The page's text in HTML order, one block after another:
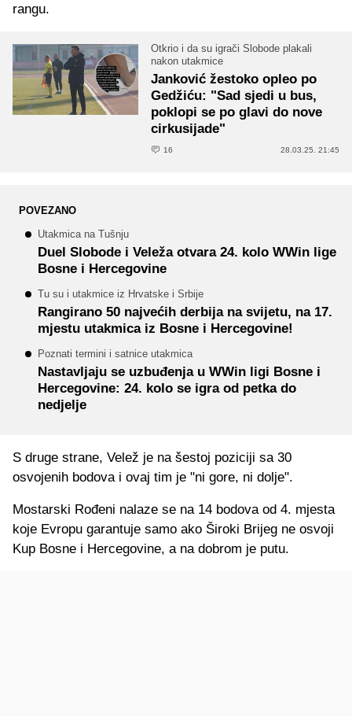
rangu.
Otkrio i da su igrači Slobode plakali
nakon utakmice
Janković žestoko opleo po
Gedžiću: "Sad sjedi u bus,
poklopi se po glavi do nove
cirkusijade"
16 28.03.25. 21:45
POVEZANO
Utakmica na Tušnju
Duel Slobode i Veleža otvara 24. kolo WWin lige
Bosne i Hercegovine
Tu su i utakmice iz Hrvatske i Srbije
Rangirano 50 najvećih derbija na svijetu, na 17.
mjestu utakmica iz Bosne i Hercegovine!
Poznati termini i satnice utakmica
Nastavljaju se uzbuđenja u WWin ligi Bosne i
Hercegovine: 24. kolo se igra od petka do
nedjelje
S druge strane, Velež je na šestoj poziciji sa 30
osvojenih bodova i ovaj tim je "ni gore, ni dolje".
Mostarski Rođeni nalaze se na 14 bodova od 4. mjesta
koje Evropu garantuje samo ako Široki Brijeg ne osvoji
Kup Bosne i Hercegovine, a na dobrom je putu.